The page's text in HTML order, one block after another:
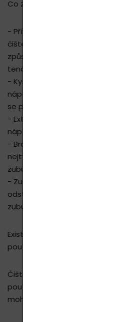
Co způsobuje přecitlivělost
- Příliš tvrdé čištění zubů: Příliš
čištění zubů, aniž byste tomu
způsobit, že ochranná vrstva
tenčí.
- Kyselé potraviny, nápoje:
nápoje mohou zanechat stopy
se po oslabení může stát
- Extrémně horké jídlo a pití:
nápoje nemají příznivý účinek
- Broušení zubů: Přestože je
nejtvrdším materiálem v
zubů může také přispět k
- Zubní procedury: Bělení zubů,
odstranění zubů může také
zubů.
Existuje mnoho typů léčby
používány dle závažnosti a
Čištění zubů správným zubním
používání zubní nitě a
mohou pomoci zlepšit ústní